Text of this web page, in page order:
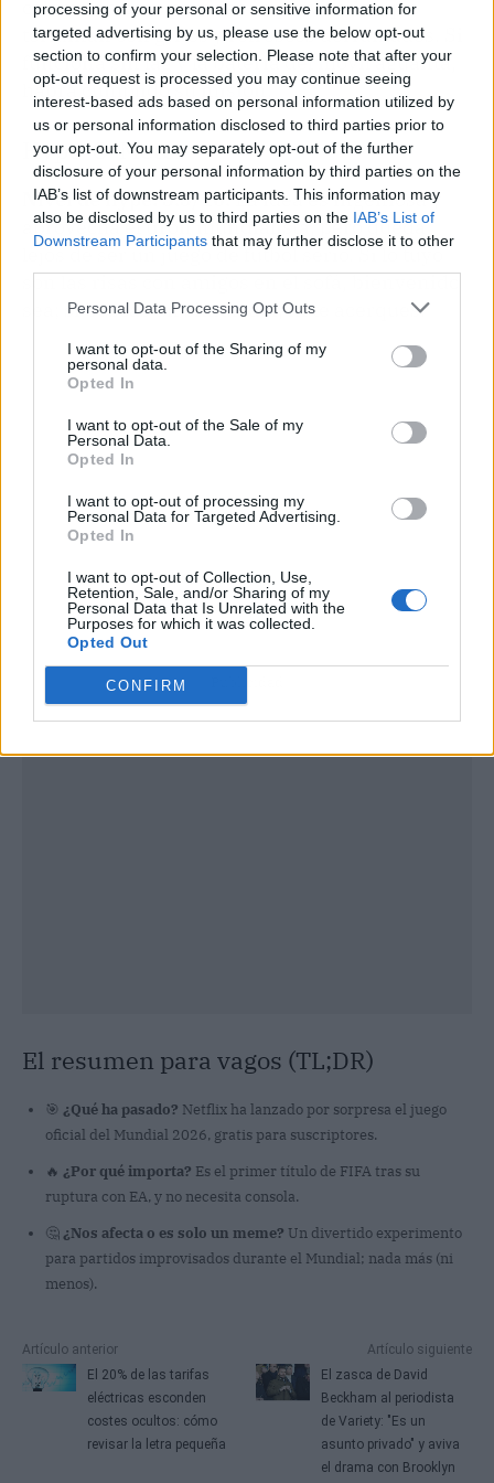
processing of your personal or sensitive information for
targeted advertising by us, please use the below opt-out
section to confirm your selection. Please note that after your
opt-out request is processed you may continue seeing
interest-based ads based on personal information utilized by
us or personal information disclosed to third parties prior to
your opt-out. You may separately opt-out of the further
disclosure of your personal information by third parties on the
IAB’s list of downstream participants. This information may
also be disclosed by us to third parties on the IAB’s List of
Downstream Participants that may further disclose it to other
Personal Data Processing Opt Outs
I want to opt-out of the Sharing of my
personal data.
Opted In
I want to opt-out of the Sale of my
Personal Data.
Opted In
I want to opt-out of processing my
Personal Data for Targeted Advertising.
Opted In
I want to opt-out of Collection, Use,
Retention, Sale, and/or Sharing of my
Personal Data that Is Unrelated with the
Purposes for which it was collected.
Opted Out
CONFIRM
colarse en esas partidas improvisadas que
terminan con gritos y refrescos derramados. Si
funciona sin lag y la batería del móvil aguanta,
habrá cumplido su misión.
Hype-O-Meter
Nivel de hype: 5.5/10.La idea es ingeniosa y
aprovecha el tirón mundialista, pero queda
lejos de ser un juego de fútbol serio. Si lo tuyo
son las risas con amigos en el sofá, bienvenido
sea; si buscas un simulador, ni te acerques.
El resumen para vagos (TL;DR)
🎯 ¿Qué ha pasado? Netflix ha lanzado por sorpresa el juego
oficial del Mundial 2026, gratis para suscriptores.
🔥 ¿Por qué importa? Es el primer título de FIFA tras su
ruptura con EA, y no necesita consola.
🤔¿Nos afecta o es solo un meme? Un divertido experimento
para partidos improvisados durante el Mundial; nada más (ni
menos).
Artículo anterior
El 20% de las tarifas
eléctricas esconden
costes ocultos: cómo
revisar la letra pequeña
Artículo siguiente
El zasca de David
Beckham al periodista
de Variety: "Es un
asunto privado" y aviva
el drama con Brooklyn